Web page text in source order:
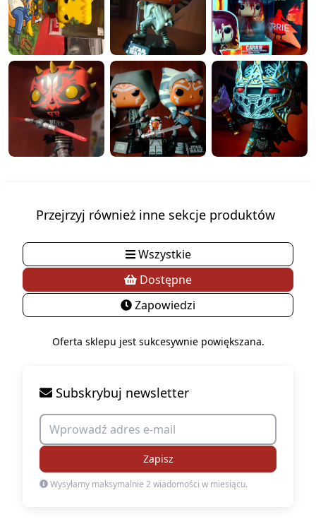
Przejrzyj również inne sekcje produktów
Wszystkie
Dostępne
Zapowiedzi
Oferta sklepu jest sukcesywnie powiększana.
Subskrybuj newsletter
Zapisz
Wysyłamy maksymalnie 2 wiadomości w miesiącu.